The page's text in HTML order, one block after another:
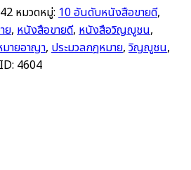
หมวดหมู่: 10 อันดับหนังสือขายดี,
ย, หนังสือขายดี, หนังสือวิญญูชน,
ายอาญา, ประมวลกฎหมาย, วิญญูชน,
4604